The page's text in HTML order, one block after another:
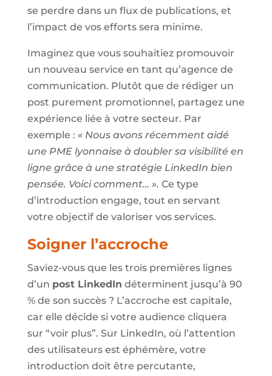
se perdre dans un flux de publications, et
l’impact de vos efforts sera minime.
Imaginez que vous souhaitiez promouvoir
un nouveau service en tant qu’agence de
communication. Plutôt que de rédiger un
post purement promotionnel, partagez une
expérience liée à votre secteur. Par
exemple : « Nous avons récemment aidé
une PME lyonnaise à doubler sa visibilité en
ligne grâce à une stratégie LinkedIn bien
pensée. Voici comment… ». Ce type
d’introduction engage, tout en servant
votre objectif de valoriser vos services.
Soigner l’accroche
Saviez-vous que les trois premières lignes
d’un post LinkedIn déterminent jusqu’à 90
% de son succès ? L’accroche est capitale,
car elle décide si votre audience cliquera
sur “voir plus”. Sur LinkedIn, où l’attention
des utilisateurs est éphémère, votre
introduction doit être percutante,